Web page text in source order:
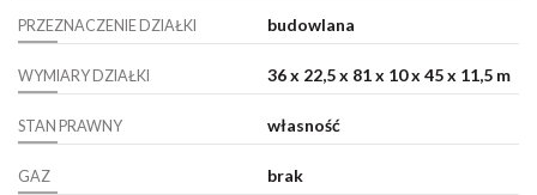
PRZEZNACZENIE DZIAŁKI budowlana
WYMIARY DZIAŁKI 36 x 22,5 x 81 x 10 x 45 x 11,5 m
STAN PRAWNY własność
GAZ brak